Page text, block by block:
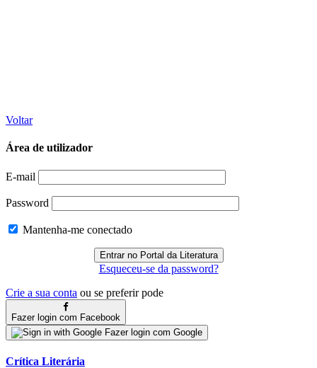
Voltar
Área de utilizador
E-mail
Password
Mantenha-me conectado
Esqueceu-se da password?
Crie a sua conta ou se preferir pode
Fazer login com Facebook
Fazer login com Google
Crítica Literária